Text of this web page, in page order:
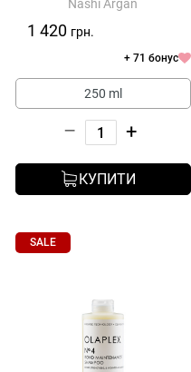
Nashi Argan
1 420 грн.
+ 71 бонус
250 ml
– +
КУПИТИ
SALE